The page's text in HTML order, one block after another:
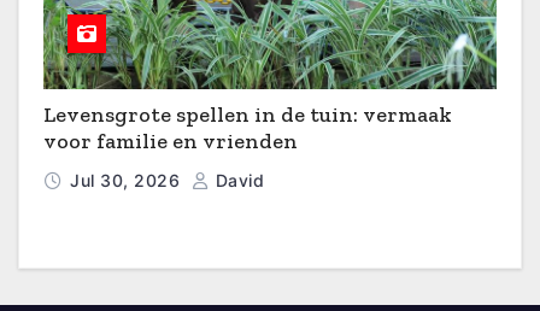
Levensgrote spellen in de tuin: vermaak
voor familie en vrienden
Jul 30, 2026 David